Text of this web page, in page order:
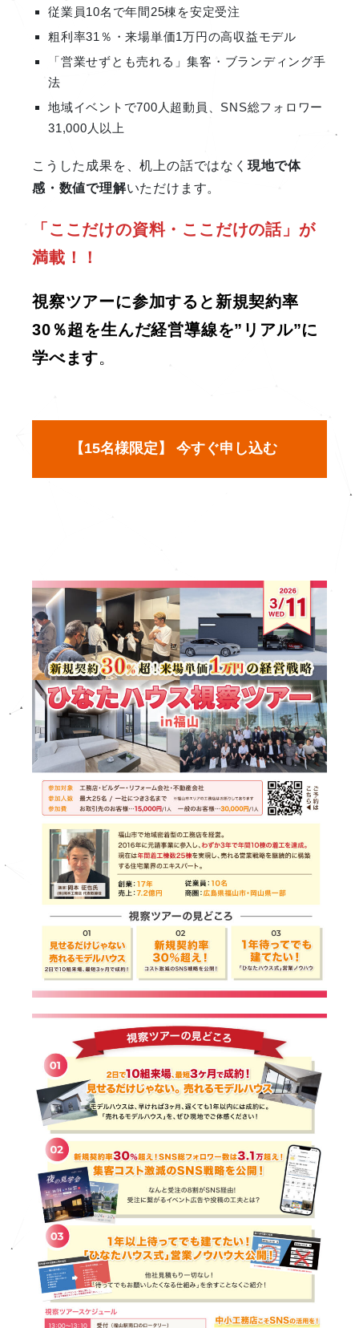
従業員10名で年間25棟を安定受注
粗利率31％・来場単価1万円の高収益モデル
「営業せずとも売れる」集客・ブランディング手
法
地域イベントで700人超動員、SNS総フォロワー
31,000人以上
こうした成果を、机上の話ではなく 現地で体
感・数値で理解いただけます。
「ここだけの資料・ここだけの話」が
満載！！
視察ツアーに参加すると新規契約率
30％超を生んだ経営導線を”リアル”に
学べます。
【15名様限定】 今すぐ申し込む